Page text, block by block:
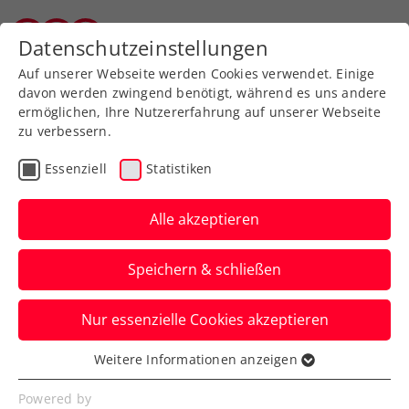
Kids & Jugend
„Bedeutet, dass Leute an
dich glauben“:
Schwärzler und das
Privileg des Drucks
Der ÖTV-Vertragsspieler im Interview am
Tag des Sports, bei dem er auch selbst
geehrt wurde.
Datenschutzeinstellungen
Auf unserer Webseite werden Cookies verwendet. Einige
davon werden zwingend benötigt, während es uns andere
ermöglichen, Ihre Nutzererfahrung auf unserer Webseite
zu verbessern.
Essenziell Statistiken
Alle akzeptieren
Speichern & schließen
Nur essenzielle Cookies akzeptieren
Essenziell
Essenzielle Cookies werden für grundlegende
Weitere Informationen anzeigen
Powered by